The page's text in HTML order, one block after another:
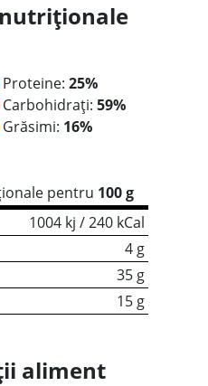
Proteine: 25%
Carbohidrați: 59%
Grăsimi: 16%
pentru 100 g
1004 kj / 240 kCal
4 g
35 g
15 g
aliment